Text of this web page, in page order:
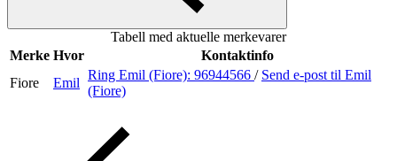
Inspirasjon
Tabell med aktuelle merkevarer
Merke Hvor
Kontaktinfo
Fiore
Emil
Ring Emil (Fiore): 96944566 / Send e-post til Emil
(Fiore)